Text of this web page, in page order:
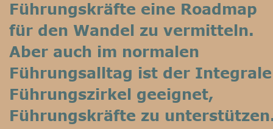
Führungskräfte eine Roadmap
für den Wandel zu vermitteln.
Aber auch im normalen
Führungsalltag ist der
Führungszirkel geeignet,
Führungskräfte zu